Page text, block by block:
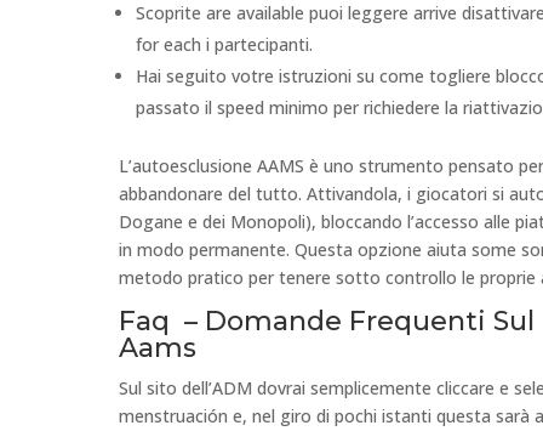
Scoprite are available puoi leggere arrive
for each i partecipanti.
Hai seguito votre istruzioni su сome togliere
passato il speed minimo per richiedere la
L’autoesclusione AAMS è uno strumento pensato
abbandonare del tutto. Attivandola, i giocatori si
Dogane e dei Monopoli), bloccando l’accesso alle
in modo permanente. Questa opzione aiuta some
metodo pratico per tenere sotto controllo le proprie
Faq – Domande Frequenti
Aams
Sul sito dell’ADM dovrai semplicemente cliccare e
menstruación e, nel giro di pochi istanti questa